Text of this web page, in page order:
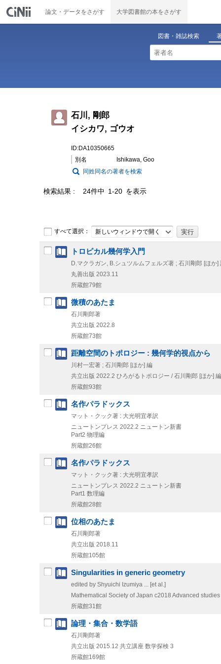
論文・データをさがす 大学図書館の本をさがす
図書・雑誌検索
石川, 剛郎
イシカワ, ゴウオ
ID:DA10350665
別名
Ishikawa, Goo
同姓同名の著者を検索
検索結果 24件中 1-20 を表示
すべて選択： 新しいウィンドウで開く
トロピカル幾何学入門
D.マクラガン, B.シュツルムフェルズ著 ; 石川剛郎 [ほか]
丸善出版 2023.11
所蔵館79館
微積のあたま
石川剛郎著
共立出版 2022.8
所蔵館73館
距離空間のトポロジー : 幾何学的視点から
川村一宏著 ; 石川剛郎 [ほか] 編
共立出版 2022.2 ひろがるトポロジー / 石川剛郎 [ほか] 編
所蔵館93館
名作パラドックス
マット・クック著 : 大光明宜孝訳
ニュートンプレス 2022.2 ニュートン新書
Part2 物理編
所蔵館26館
名作パラドックス
マット・クック著 : 大光明宜孝訳
ニュートンプレス 2022.2 ニュートン新書
Part1 数理編
所蔵館28館
位相のあたま
石川剛郎著
共立出版 2018.11
所蔵館105館
Singularities in generic geometry
edited by Shyuichi Izumiya ... [et al.]
Mathematical Society of Japan c2018 Advanced
所蔵館31館
論理・集合・数学語
石川剛郎著
共立出版 2015.12 共立講座 数学探検 3
所蔵館169館